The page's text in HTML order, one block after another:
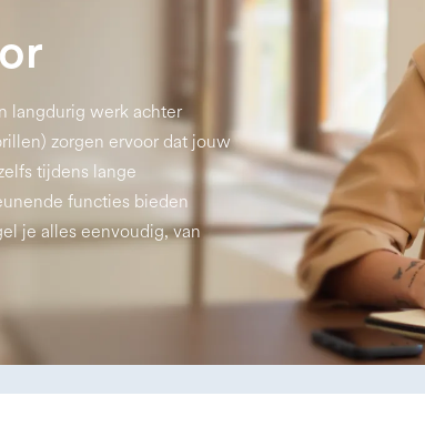
langdurig werk achter
zorgen ervoor dat jouw
tijdens lange
functies bieden
je alles eenvoudig, van